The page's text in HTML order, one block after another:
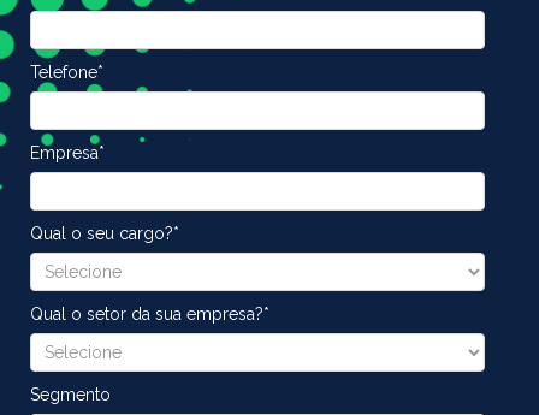
Telefone*
Empresa*
Qual o seu cargo?*
Qual o setor da sua empresa?*
Segmento